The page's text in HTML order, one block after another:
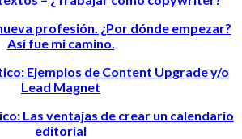
profesión. ¿Por dónde empezar?
Así fue mi camino.
Ejemplos de Content Upgrade y/o
Lead Magnet
Las ventajas de crear un calendario
editorial